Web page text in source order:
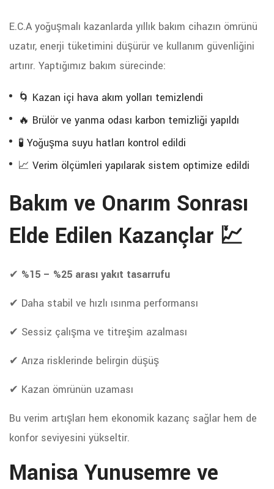
E.C.A yoğuşmalı kazanlarda yıllık bakım cihazın ömrünü
uzatır, enerji tüketimini düşürür ve kullanım güvenliğini
artırır. Yaptığımız bakım sürecinde:
🌀 Kazan içi hava akım yolları temizlendi
🔥 Brülör ve yanma odası karbon temizliği yapıldı
🧪 Yoğuşma suyu hatları kontrol edildi
📈 Verim ölçümleri yapılarak sistem optimize edildi
Bakım ve Onarım Sonrası
Elde Edilen Kazançlar 💹
✔ %15 – %25 arası yakıt tasarrufu
✔ Daha stabil ve hızlı ısınma performansı
✔ Sessiz çalışma ve titreşim azalması
✔ Arıza risklerinde belirgin düşüş
✔ Kazan ömrünün uzaması
Bu verim artışları hem ekonomik kazanç sağlar hem de
konfor seviyesini yükseltir.
Manisa Yunusemre ve